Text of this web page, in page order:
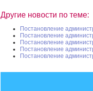
Другие новости по теме:
Постановление
Постановление
Постановление
Постановление
Постановление